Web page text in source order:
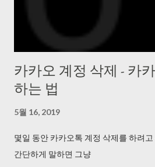
카카오 계정 삭제 - 카
하는 법
5월 16, 2019
몇일 동안 카카오톡 계정 삭제를 하려
간단하게 말하면 그냥